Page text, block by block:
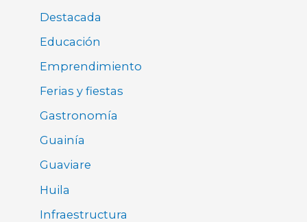
Destacada
Educación
Emprendimiento
Ferias y fiestas
Gastronomía
Guainía
Guaviare
Huila
Infraestructura